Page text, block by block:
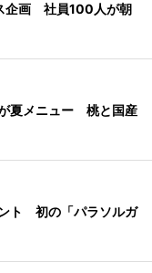
企画 社員100人が朝
夏メニュー 桃と国産
ト 初の「パラソルガ